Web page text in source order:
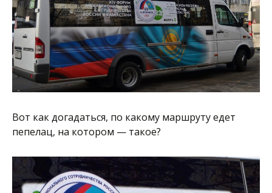
Вот как догадаться, по какому маршруту едет
пепелац, на котором — такое?